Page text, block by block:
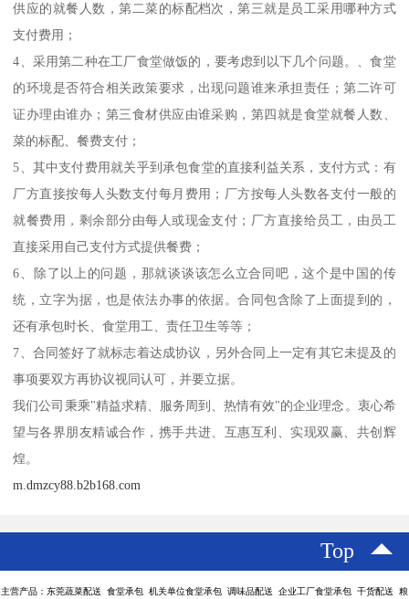
供应的就餐人数，第二菜的标配档次，第三就是员工采用哪种方式
支付费用；
4、采用第二种在工厂食堂做饭的，要考虑到以下几个问题。、食堂
的环境是否符合相关政策要求，出现问题谁来承担责任；第二许可
证办理由谁办；第三食材供应由谁采购，第四就是食堂就餐人数、
菜的标配、餐费支付；
5、其中支付费用就关乎到承包食堂的直接利益关系，支付方式：有
厂方直接按每人头数支付每月费用；厂方按每人头数各支付一般的
就餐费用，剩余部分由每人或现金支付；厂方直接给员工，由员工
直接采用自己支付方式提供餐费；
6、除了以上的问题，那就谈谈该怎么立合同吧，这个是中国的传
统，立字为据，也是依法办事的依据。合同包含除了上面提到的，
还有承包时长、食堂用工、责任卫生等等；
7、合同签好了就标志着达成协议，另外合同上一定有其它未提及的
事项要双方再协议视同认可，并要立据。
我们公司秉乘"精益求精、服务周到、热情有效"的企业理念。衷心希
望与各界朋友精诚合作，携手共进、互惠互利、实现双赢、共创辉
煌。
m.dmzcy88.b2b168.com
Top
主营产品：东莞蔬菜配送 食堂承包 机关单位食堂承包 调味品配送 企业工厂食堂承包 干货配送 粮